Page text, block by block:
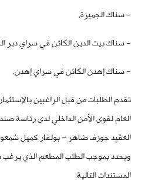
– سناك الجميزة.
– سناك بيت الدين الكائن في سراي دير
– سناك إهدن الكائن في سراي إهدن.
تقدم الطلبات من قبل الراغبين
العام لقوى الأمن الداخلي لدى رئاسة
العقيد جوزف ضاهر – بولفار كميل
ويحدد بموجب الطلب المطعم الذي يرغب
المستندات التالية: